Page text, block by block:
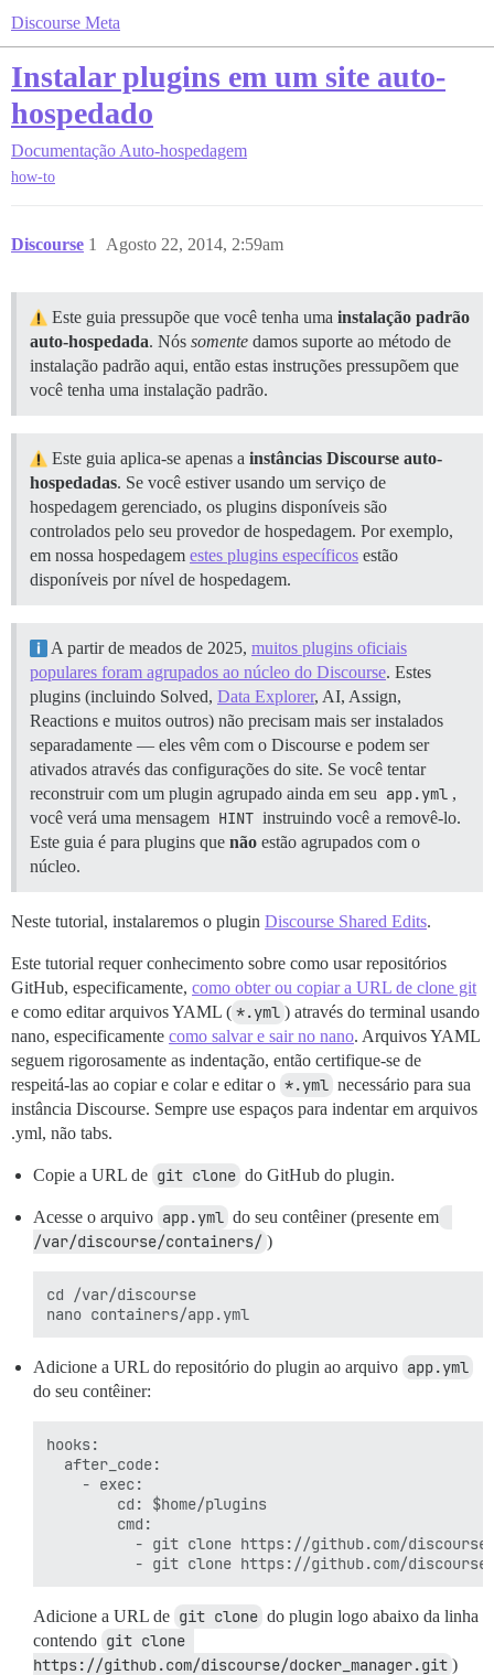
Discourse Meta
Instalar plugins em um site auto-
hospedado
Documentação Auto-hospedagem
how-to
Discourse Agosto 22, 2014, 2:59am
1
Este guia pressupõe que você tenha uma instalação padrão
auto-hospedada. Nós somente damos suporte ao método de
instalação padrão aqui, então estas instruções pressupõem que
você tenha uma instalação padrão.
Este guia aplica-se apenas a instâncias Discourse auto-
hospedadas. Se você estiver usando um serviço de
hospedagem gerenciado, os plugins disponíveis são
controlados pelo seu provedor de hospedagem. Por exemplo,
em nossa hospedagem estes plugins específicos estão
disponíveis por nível de hospedagem.
A partir de meados de 2025, muitos plugins oficiais
populares foram agrupados ao núcleo do Discourse. Estes
plugins (incluindo Solved, Data Explorer, AI, Assign,
Reactions e muitos outros) não precisam mais ser instalados
separadamente — eles vêm com o Discourse e podem ser
ativados através das configurações do site. Se você tentar
reconstruir com um plugin agrupado ainda em seu app.yml ,
você verá uma mensagem HINT instruindo você a removê-lo.
Este guia é para plugins que não estão agrupados com o
núcleo.
Neste tutorial, instalaremos o plugin Discourse Shared Edits.
Este tutorial requer conhecimento sobre como usar repositórios
GitHub, especificamente, como obter ou copiar a URL de clone git
e como editar arquivos YAML ( *.yml ) através do terminal usando
nano, especificamente como salvar e sair no nano. Arquivos YAML
seguem rigorosamente as indentação, então certifique-se de
respeitá-las ao copiar e colar e editar o *.yml necessário para sua
instância Discourse. Sempre use espaços para indentar em arquivos
.yml, não tabs.
Copie a URL de git clone do GitHub do plugin.
Acesse o arquivo app.yml do seu contêiner (presente em
/var/discourse/containers/ )
cd /var/discourse
Adicione a URL do repositório do plugin ao arquivo app.yml
do seu contêiner:
hooks:
  after_code:
    - exec:
        cd: $home/plugins
        cmd:
- git clone https://github.com/
Adicione a URL de git clone do plugin logo abaixo da linha
contendo git clone
https://github.com/discourse/docker_manager.git )